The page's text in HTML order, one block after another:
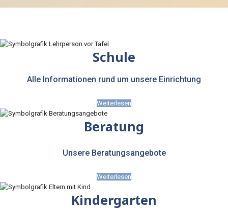
Schule
Alle Informationen rund um unsere Einrichtung
Weiterlesen
Beratung
Unsere Beratungsangebote
Weiterlesen
Kindergarten